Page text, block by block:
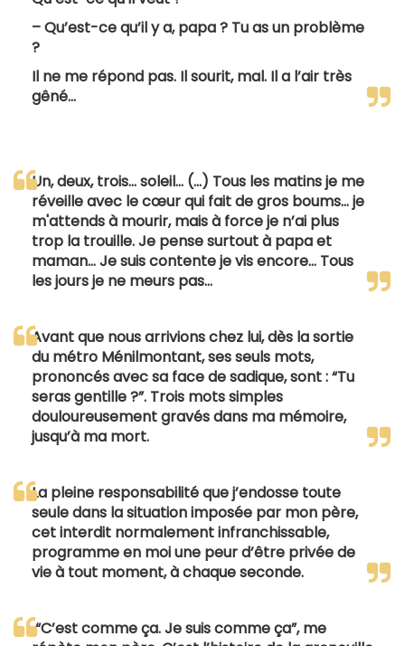
– Qu’est-ce qu’il y a, papa ? Tu as un problème
?
Il ne me répond pas. Il sourit, mal. Il a l’air très
gêné…
Un, deux, trois… soleil… (…) Tous les matins je me
réveille avec le cœur qui fait de gros boums… je
m'attends à mourir, mais à force je n’ai plus
trop la trouille. Je pense surtout à papa et
maman… Je suis contente je vis encore… Tous
les jours je ne meurs pas…
Avant que nous arrivions chez lui, dès la sortie
du métro Ménilmontant, ses seuls mots,
prononcés avec sa face de sadique, sont : “Tu
seras gentille ?”. Trois mots simples
douloureusement gravés dans ma mémoire,
jusqu’à ma mort.
La pleine responsabilité que j’endosse toute
seule dans la situation imposée par mon père,
cet interdit normalement infranchissable,
programme en moi une peur d’être privée de
vie à tout moment, à chaque seconde.
“C’est comme ça. Je suis comme ça”, me